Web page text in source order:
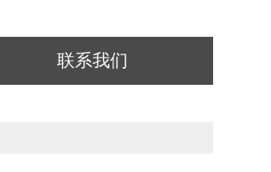
联系我们